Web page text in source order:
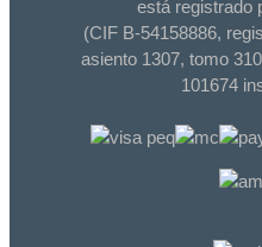
está registrado
(CIF B-54158886,
asiento 1307, tomo
101674